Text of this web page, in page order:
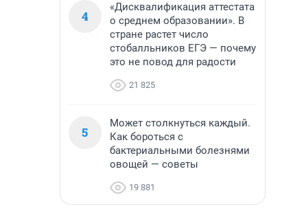
4
«Дисквалификация аттестата
о среднем образовании». В
стране растет число
стобалльников ЕГЭ — почему
это не повод для радости
21 825
5
Может столкнуться каждый.
Как бороться с
бактериальными болезнями
овощей — советы
19 881